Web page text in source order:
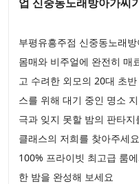
부평유흥주점 신중동노래
몸매와 비주얼에 완전히 매
고 수려한 외모의 20대 초
스를 위해 대기 중인 명소
극과 잊지 못할 밤의 판타
클래스의 저희를 찾아주세
100% 프라이빗 최고급 룸
한 밤을 완성해 보세요